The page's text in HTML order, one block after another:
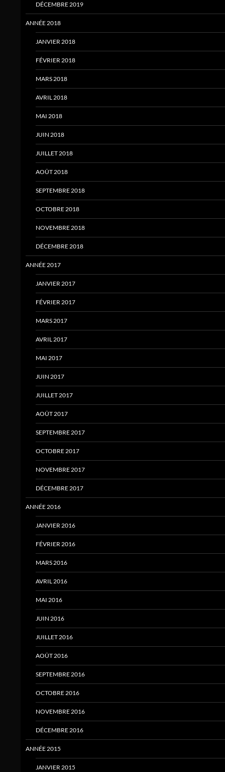
DÉCEMBRE 2019
ANNÉE 2018
JANVIER 2018
FÉVRIER 2018
MARS 2018
AVRIL 2018
MAI 2018
JUIN 2018
JUILLET 2018
AOÛT 2018
SEPTEMBRE 2018
OCTOBRE 2018
NOVEMBRE 2018
DÉCEMBRE 2018
ANNÉE 2017
JANVIER 2017
FÉVRIER 2017
MARS 2017
AVRIL 2017
MAI 2017
JUIN 2017
JUILLET 2017
AOÛT 2017
SEPTEMBRE 2017
OCTOBRE 2017
NOVEMBRE 2017
DÉCEMBRE 2017
ANNÉE 2016
JANVIER 2016
FÉVRIER 2016
MARS 2016
AVRIL 2016
MAI 2016
JUIN 2016
JUILLET 2016
AOÛT 2016
SEPTEMBRE 2016
OCTOBRE 2016
NOVEMBRE 2016
DÉCEMBRE 2016
ANNÉE 2015
JANVIER 2015